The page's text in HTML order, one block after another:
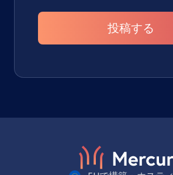
投稿する